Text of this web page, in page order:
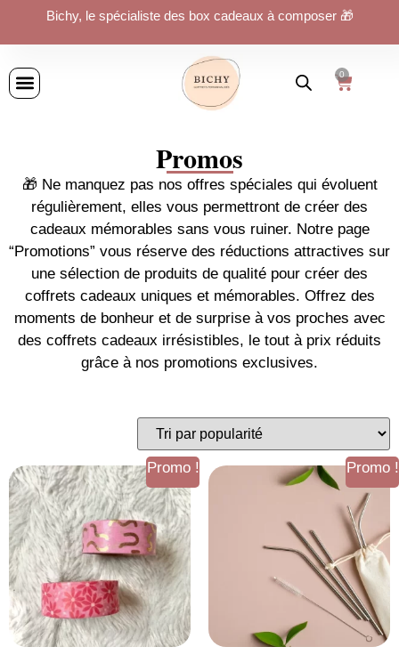
Bichy, le spécialiste des box cadeaux à composer 🎁
0
Promos
🎁 Ne manquez pas nos offres spéciales qui évoluent
régulièrement, elles vous permettront de créer des
cadeaux mémorables sans vous ruiner. Notre page
“Promotions” vous réserve des réductions attractives sur
une sélection de produits de qualité pour créer des
coffrets cadeaux uniques et mémorables. Offrez des
moments de bonheur et de surprise à vos proches avec
des coffrets cadeaux irrésistibles, le tout à prix réduits
grâce à nos promotions exclusives.
Promo ! Promo !